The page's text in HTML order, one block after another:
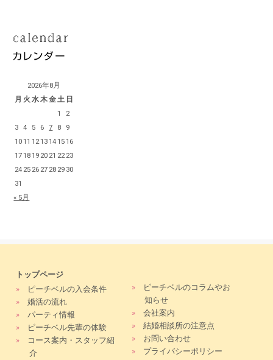
2026年8月
月 火 水木金土 日
1
2
3
4 5 6 7 8
9
1011 1213141516
171819 20 21 2223
24 25 26 27 28 29 30
31
« 5月
トップページ
»
ピーチベルの入会条件
»
婚活の流れ
»
パーティ情報
»
ピーチベル先輩の体験
»
コース案内・スタッフ紹
介
»
ピーチベルのコラムやお
知らせ
»
会社案内
»
結婚相談所の注意点
»
お問い合わせ
»
プライバシーポリシー